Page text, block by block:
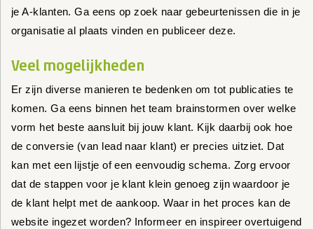
je A-klanten. Ga eens op zoek naar gebeurtenissen die in je
organisatie al plaats vinden en publiceer deze.
Veel mogelijkheden
Er zijn diverse manieren te bedenken om tot publicaties te
komen. Ga eens binnen het team brainstormen over welke
vorm het beste aansluit bij jouw klant. Kijk daarbij ook hoe
de conversie (van lead naar klant) er precies uitziet. Dat
kan met een lijstje of een eenvoudig schema. Zorg ervoor
dat de stappen voor je klant klein genoeg zijn waardoor je
de klant helpt met de aankoop. Waar in het proces kan de
website ingezet worden? Informeer en inspireer overtuigend